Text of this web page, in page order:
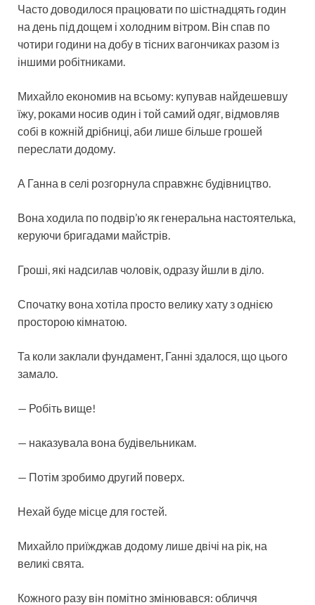
Часто доводилося працювати по шістнадцять годин
на день під дощем і холодним вітром. Він спав по
чотири години на добу в тісних вагончиках разом із
іншими робітниками.
Михайло економив на всьому: купував найдешевшу
їжу, роками носив один і той самий одяг, відмовляв
собі в кожній дрібниці, аби лише більше грошей
переслати додому.
А Ганна в селі розгорнула справжнє будівництво.
Вона ходила по подвір’ю як генеральна настоятелька,
керуючи бригадами майстрів.
Гроші, які надсилав чоловік, одразу йшли в діло.
Спочатку вона хотіла просто велику хату з однією
просторою кімнатою.
Та коли заклали фундамент, Ганні здалося, що цього
замало.
— Робіть вище!
— наказувала вона будівельникам.
— Потім зробимо другий поверх.
Нехай буде місце для гостей.
Михайло приїжджав додому лише двічі на рік, на
великі свята.
Кожного разу він помітно змінювався: обличчя